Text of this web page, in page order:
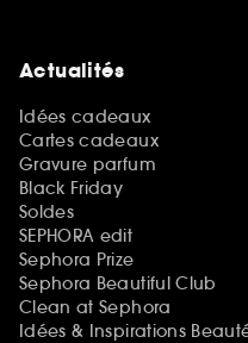
Actualités
Idées cadeaux
Cartes cadeaux
Gravure parfum
Black Friday
Soldes
SEPHORA edit
Sephora Prize
Sephora Beautiful Club
Clean at Sephora
Idées & Inspirations